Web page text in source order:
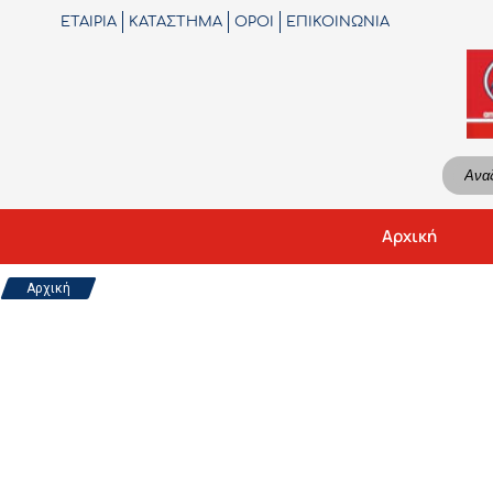
ΕΤΑΙΡΙΑ ΚΑΤΑΣΤΗΜΑ ΟΡΟΙ ΕΠΙΚΟΙΝΩΝΙΑ
Αρχική
Αρχική